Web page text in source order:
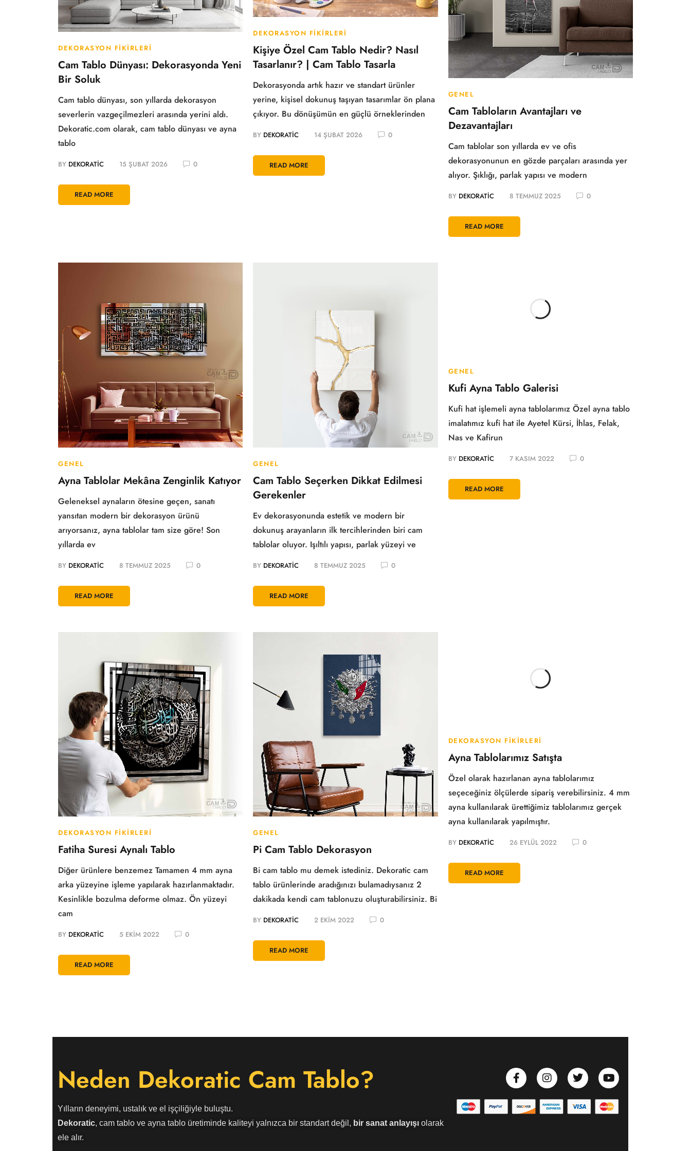
DEKORASYON FIKIRLERI
Cam Tablo Dünyası: Dekorasyonda Yeni
Bir Soluk
Cam tablo dünyası, son yıllarda dekorasyon
severlerin vazgeçilmezleri arasında yerini aldı.
Dekoratic.com olarak, cam tablo dünyası ve ayna
tablo
BY DEKORATIC 15 ŞUBAT 2026 0
READ MORE
DEKORASYON FIKIRLERI
Kişiye Özel Cam Tablo Nedir? Nasıl
Tasarlanır? | Cam Tablo Tasarla
Dekorasyonda artık hazır ve standart ürünler
yerine, kişisel dokunuş taşıyan tasarımlar ön plana
çıkıyor. Bu dönüşümün en güçlü örneklerinden
BY DEKORATIC 14 ŞUBAT 2026 0
READ MORE
GENEL
Cam Tabloların Avantajları ve
Dezavantajları
Cam tablolar son yıllarda ev ve ofis
dekorasyonunun en gözde parçaları arasında yer
alıyor. Şıklığı, parlak yapısı ve modern
BY DEKORATIC 8 TEMMUZ 2025 0
READ MORE
GENEL
Ayna Tablolar Mekâna Zenginlik Katıyor
Geleneksel aynaların ötesine geçen, sanatı
yansıtan modern bir dekorasyon ürünü
arıyorsanız, ayna tablolar tam size göre! Son
yıllarda ev
BY DEKORATIC 8 TEMMUZ 2025 0
READ MORE
GENEL
Cam Tablo Seçerken Dikkat Edilmesi
Gerekenler
Ev dekorasyonunda estetik ve modern bir
dokunuş arayanların ilk tercihlerinden biri cam
tablolar oluyor. Işıltılı yapısı, parlak yüzeyi ve
BY DEKORATIC 8 TEMMUZ 2025 0
READ MORE
GENEL
Kufi Ayna Tablo Galerisi
Kufi hat işlemeli ayna tablolarımız Özel ayna tablo
imalatımız kufi hat ile Ayetel Kürsi, İhlas, Felak,
Nas ve Kafirun
BY DEKORATIC 7 KASIM 2022 0
READ MORE
DEKORASYON FIKIRLERI
Fatiha Suresi Aynalı Tablo
Diğer ürünlere benzemez Tamamen 4 mm ayna
arka yüzeyine işleme yapılarak hazırlanmaktadır.
Kesinlikle bozulma deforme olmaz. Ön yüzeyi
cam
BY DEKORATIC 5 EKIM 2022 0
READ MORE
GENEL
Pi Cam Tablo Dekorasyon
Bi cam tablo mu demek istediniz. Dekoratic cam
tablo ürünlerinde aradığınızı bulamadıysanız 2
dakikada kendi cam tablonuzu oluşturabilirsiniz. Bi
BY DEKORATIC 2 EKIM 2022 0
READ MORE
DEKORASYON FIKIRLERI
Ayna Tablolarımız Satışta
Özel olarak hazırlanan ayna tablolarımız
seçeceğiniz ölçülerde sipariş verebilirsiniz. 4 mm
ayna kullanılarak ürettiğimiz tablolarımız gerçek
ayna kullanılarak yapılmıştır.
BY DEKORATIC 26 EYLÜL 2022 0
READ MORE
Neden Dekoratic Cam Tablo?
Yılların deneyimi, ustalık ve el işçiliğiyle buluştu.
Dekoratic, cam tablo ve ayna tablo üretiminde kaliteyi yalnızca bir standart değil, bir sanat anlayışı olarak
ele alır.